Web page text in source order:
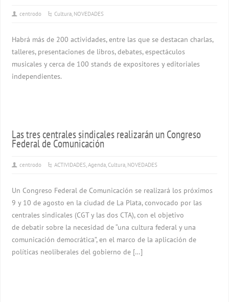
centrodo Cultura, NOVEDADES
Habrá más de 200 actividades, entre las que se destacan charlas,
talleres, presentaciones de libros, debates, espectáculos
musicales y cerca de 100 stands de expositores y editoriales
independientes.
Las tres centrales sindicales realizarán un Congreso
Federal de Comunicación
centrodo ACTIVIDADES,Agenda,Cultura, NOVEDADES
Un Congreso Federal de Comunicación se realizará los próximos
9 y 10 de agosto en la ciudad de La Plata, convocado por las
centrales sindicales (CGT y las dos CTA), con el objetivo
de debatir sobre la necesidad de “una cultura federal y una
comunicación democrática”, en el marco de la aplicación de
políticas neoliberales del gobierno de […]